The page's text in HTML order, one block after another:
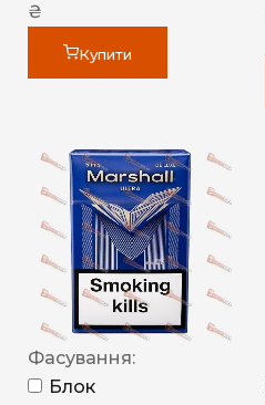
₴
Купити
Фасування:
Блок